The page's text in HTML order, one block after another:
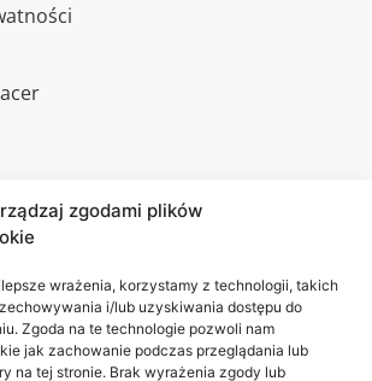
zgodami plików
wrażenia, korzystamy z technologii, takich
i/lub uzyskiwania dostępu do
Zgoda na te technologie pozwoli nam
jak zachowanie podczas przeglądania lub
na tej stronie. Brak wyrażenia zgody lub
Akademia
WSEI
ul.
Projektowa